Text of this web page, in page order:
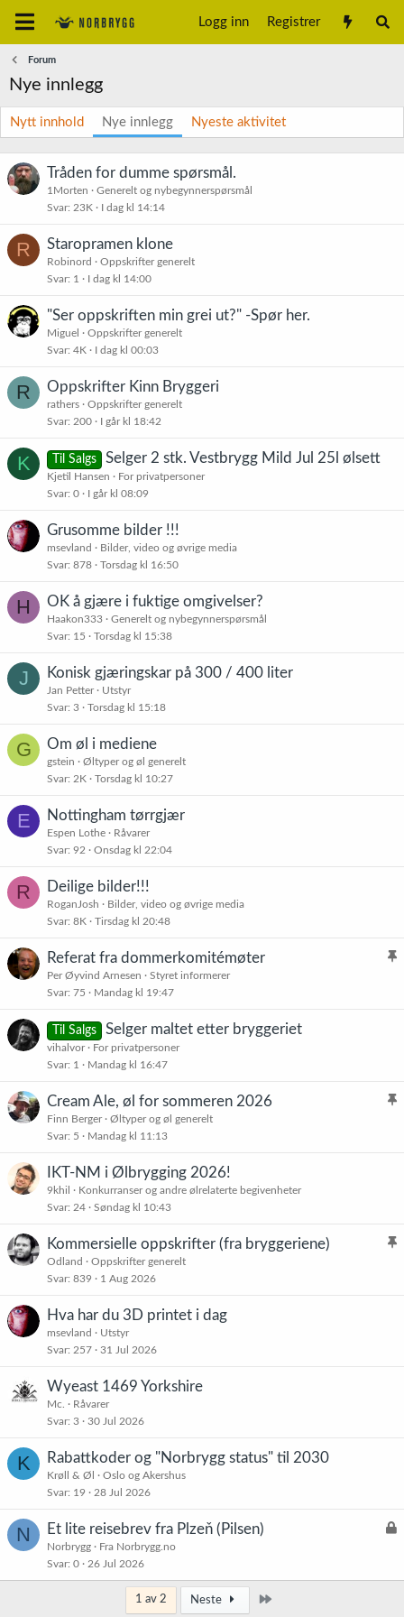
Logg inn Registrer
Forum
Nye innlegg
Nytt innhold Nye innlegg Nyeste aktivitet
Tråden for dumme spørsmål.
1Morten
Generelt og nybegynnerspørsmål
Svar 23K I dag kl 14:14
R Staropramen klone
Robinord
Oppskrifter generelt
Svar 1 I dag kl 14:00
"Ser oppskriften min grei ut?" -Spør her.
Miguel
Oppskrifter generelt
Svar 4K I dag kl 00:03
R Oppskrifter Kinn Bryggeri
rathers
Oppskrifter generelt
Svar 200 I går kl 18:42
K Til Salgs Selger 2 stk. Vestbrygg Mild Jul 25l ølsett
Kjetil Hansen
For privatpersoner
Svar 0 I går kl 08:09
Grusomme bilder !!!
msevland
Bilder, video og øvrige media
Svar 878 Torsdag kl 16:50
H OK å gjære i fuktige omgivelser?
Haakon333
Generelt og nybegynnerspørsmål
Svar 15 Torsdag kl 15:38
J Konisk gjæringskar på 300 / 400 liter
Jan Petter
Utstyr
Svar 3 Torsdag kl 15:18
G Om øl i mediene
gstein
Øltyper og øl generelt
Svar 2K Torsdag kl 10:27
E Nottingham tørrgjær
Espen Lothe
Råvarer
Svar 92 Onsdag kl 22:04
R Deilige bilder!!!
RoganJosh
Bilder, video og øvrige media
Svar 8K Tirsdag kl 20:48
K
Referat fra dommerkomitémøter
Per Øyvind Arnesen
Styret informerer
Svar 75 Mandag kl 19:47
Til Salgs Selger maltet etter bryggeriet
vihalvor
For privatpersoner
Svar 1 Mandag kl 16:47
K
Cream Ale, øl for sommeren 2026
Finn Berger
Øltyper og øl generelt
Svar 5 Mandag kl 11:13
IKT-NM i Ølbrygging 2026!
9khil
Konkurranser og andre ølrelaterte begivenheter
Svar 24 Søndag kl 10:43
K
Kommersielle oppskrifter (fra bryggeriene)
Odland
Oppskrifter generelt
Svar 839 1 Aug 2026
Hva har du 3D printet i dag
msevland
Utstyr
Svar 257 31 Jul 2026
Wyeast 1469 Yorkshire
Mc.
Råvarer
Svar 3 30 Jul 2026
K Rabattkoder og "Norbrygg status" til 2030
Krøll & Øl
Oslo og Akershus
Svar 19 28 Jul 2026
N
L
t
Et lite reisebrev fra Plzeň (Pilsen)
Norbrygg
Fra Norbrygg.no
Svar 0 26 Jul 2026
1 av 2 Neste